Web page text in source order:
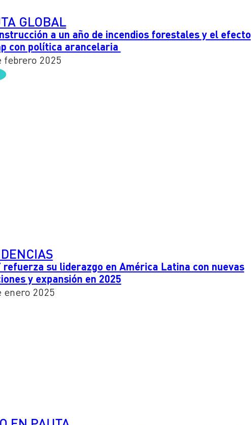
GLOBAL
a un año de incendios forestales y el efecto
con política arancelaria
febrero 2025
refuerza su liderazgo en América Latina con nuevas
y expansión en 2025
enero 2025